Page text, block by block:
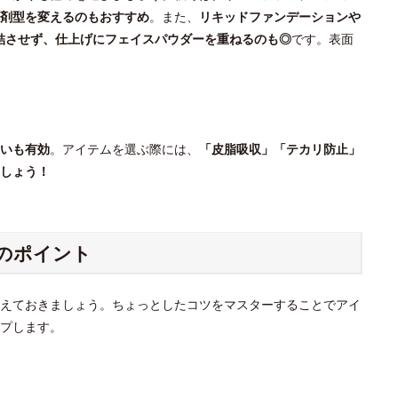
型を変えるのもおすすめ。また、
リキッドファンデーションや
せず、仕上げにフェイスパウダーを重ねるのも◎です。表面
も有効。アイテムを選ぶ際には、
「皮脂吸収」「テカリ防止」
ょう！
ポイント
ておきましょう。ちょっとしたコツをマスターすることでアイ
します。